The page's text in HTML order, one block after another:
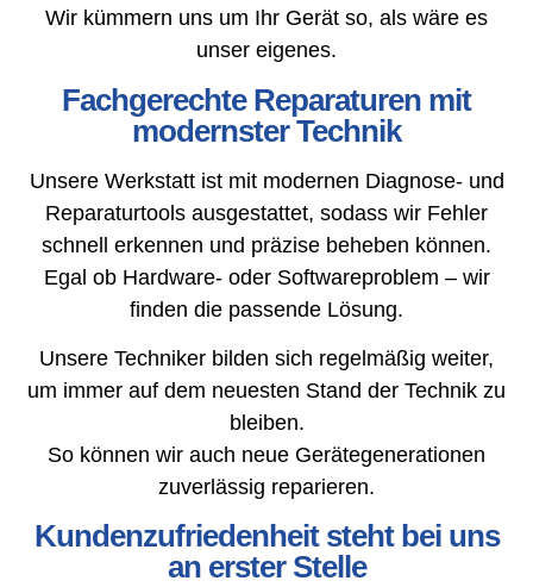
Wir kümmern uns um Ihr Gerät so, als wäre es
unser eigenes.
Fachgerechte Reparaturen mit
modernster Technik
Unsere Werkstatt ist mit modernen Diagnose- und
Reparaturtools ausgestattet, sodass wir Fehler
schnell erkennen und präzise beheben können.
Egal ob Hardware- oder Softwareproblem – wir
finden die passende Lösung.
Unsere Techniker bilden sich regelmäßig weiter,
um immer auf dem neuesten Stand der Technik zu
bleiben.
So können wir auch neue Gerätegenerationen
zuverlässig reparieren.
Kundenzufriedenheit steht bei uns
an erster Stelle